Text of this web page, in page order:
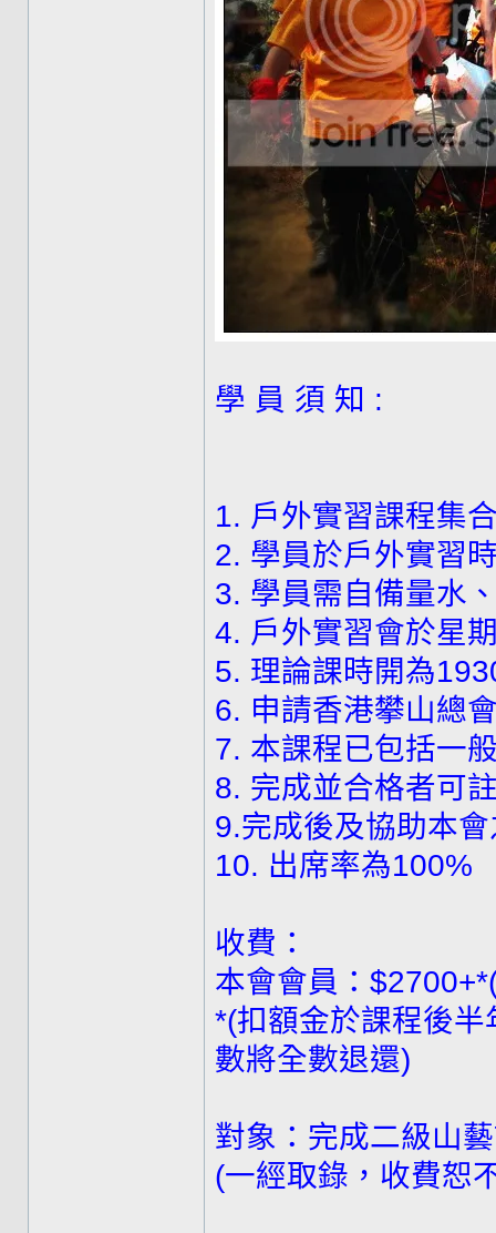
學 員 須 知 :
1. 戶外實習課程集
2. 學員於戶外實習
3. 學員需自備量水
4. 戶外實習會於星
5. 理論課時開為
6. 申請香港攀山總
7. 本課程已包括一
8. 完成並合格者可
9.完成後及協助本
10. 出席率為100%
收費：
本會會員：
*(扣額金於課程後
數將全數退還)
對象：完成二級山
(一經取錄，收費恕